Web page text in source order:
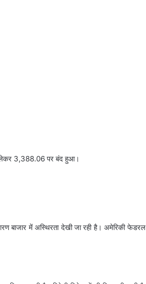
3,388.06 पर बंद हुआ।
बाजार में अस्थिरता देखी जा रही है। अमेरिकी फेडरल